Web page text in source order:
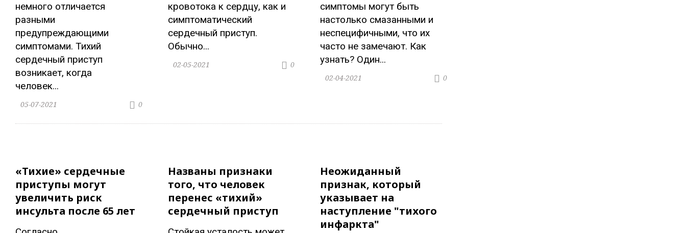
немного отличается
разными
предупреждающими
симптомами. Тихий
сердечный приступ
возникает, когда
человек...
0
05-07-2021
кровотока к сердцу, как и
симптоматический
сердечный приступ.
Обычно...
0
02-05-2021
симптомы могут быть
настолько смазанными и
неспецифичными, что их
часто не замечают. Как
узнать? Один...
0
02-04-2021
«Тихие» сердечные
приступы могут
увеличить риск
инсульта после 65 лет
Названы признаки
того, что человек
перенес «тихий»
сердечный приступ
Неожиданный
признак, который
указывает на
наступление "тихого
инфаркта"